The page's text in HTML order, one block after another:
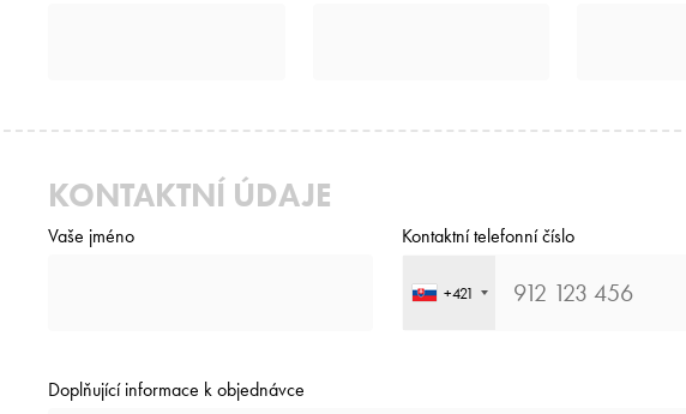
KONTAKTNÍ ÚDAJE
Vaše jméno Kontaktní telefonní číslo
+421
Doplňující informace k objednávce